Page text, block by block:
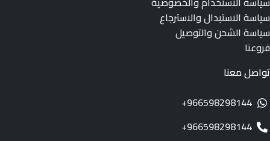
سياسة الاستبدال والاسترجاع
سياسة الشحن والتوصيل
فروعنا
تواصل معنا
966598298144+
966598298144+